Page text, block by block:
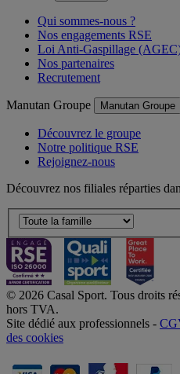
Qui sommes-nous ?
Nos engagements RSE
Loi Anti-Gaspillage
Nos partenaires
Recrutement
Manutan Groupe Manutan Groupe
Découvrez le groupe
Notre politique RSE
Rejoignez-nous
Découvrez nos filiales réparties
© 2026 Casal Sport. Tous droits
hors TVA.
Site dédié aux professionnels -
des cookies